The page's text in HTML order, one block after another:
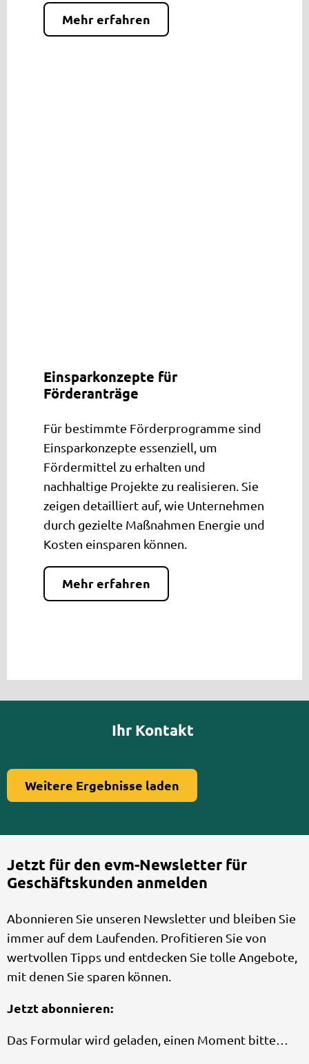
Mehr erfahren
Einsparkonzepte für
Förderanträge
Für bestimmte Förderprogramme sind
Einsparkonzepte essenziell, um
Fördermittel zu erhalten und
nachhaltige Projekte zu realisieren. Sie
zeigen detailliert auf, wie Unternehmen
durch gezielte Maßnahmen Energie und
Kosten einsparen können.
Mehr erfahren
Ihr Kontakt
Weitere Ergebnisse laden
Jetzt für den evm-Newsletter für
Geschäftskunden anmelden
Abonnieren Sie unseren Newsletter und bleiben Sie
immer auf dem Laufenden. Profitieren Sie von
wertvollen Tipps und entdecken Sie tolle Angebote,
mit denen Sie sparen können.
Jetzt abonnieren:
Das Formular wird geladen, einen Moment bitte…